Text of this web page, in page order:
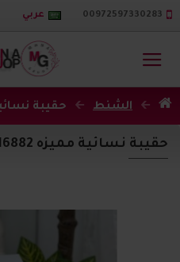
00972597330283 عربي
الشنط حقيبة نسائية
حقيبة نسائية مميزه 2016882